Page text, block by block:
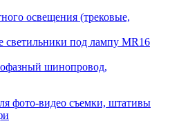
освещения (трековые,
светильники под лампу MR16
шинопровод,
фото-видео съемки, штативы